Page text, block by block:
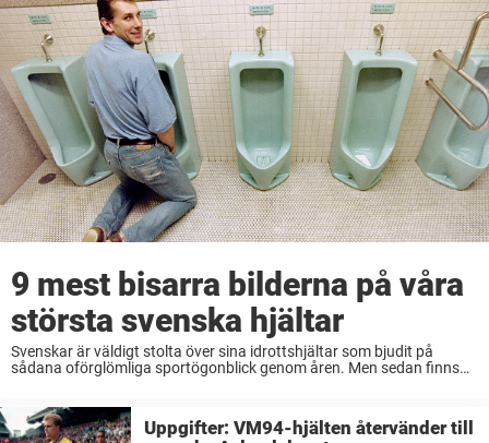
9 mest bisarra bilderna på våra
största svenska hjältar
Svenskar är väldigt stolta över sina idrottshjältar som bjudit på
sådana oförglömliga sportögonblick genom åren. Men sedan finns
Uppgifter: VM94-hjälten återvänder till